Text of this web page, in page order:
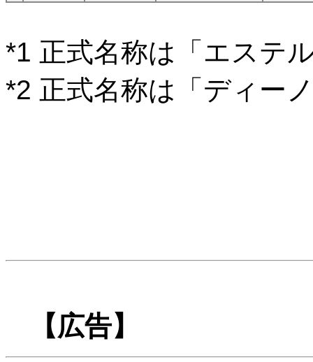
*1 正式名称は「エステ
*2 正式名称は「ディー
【広告】